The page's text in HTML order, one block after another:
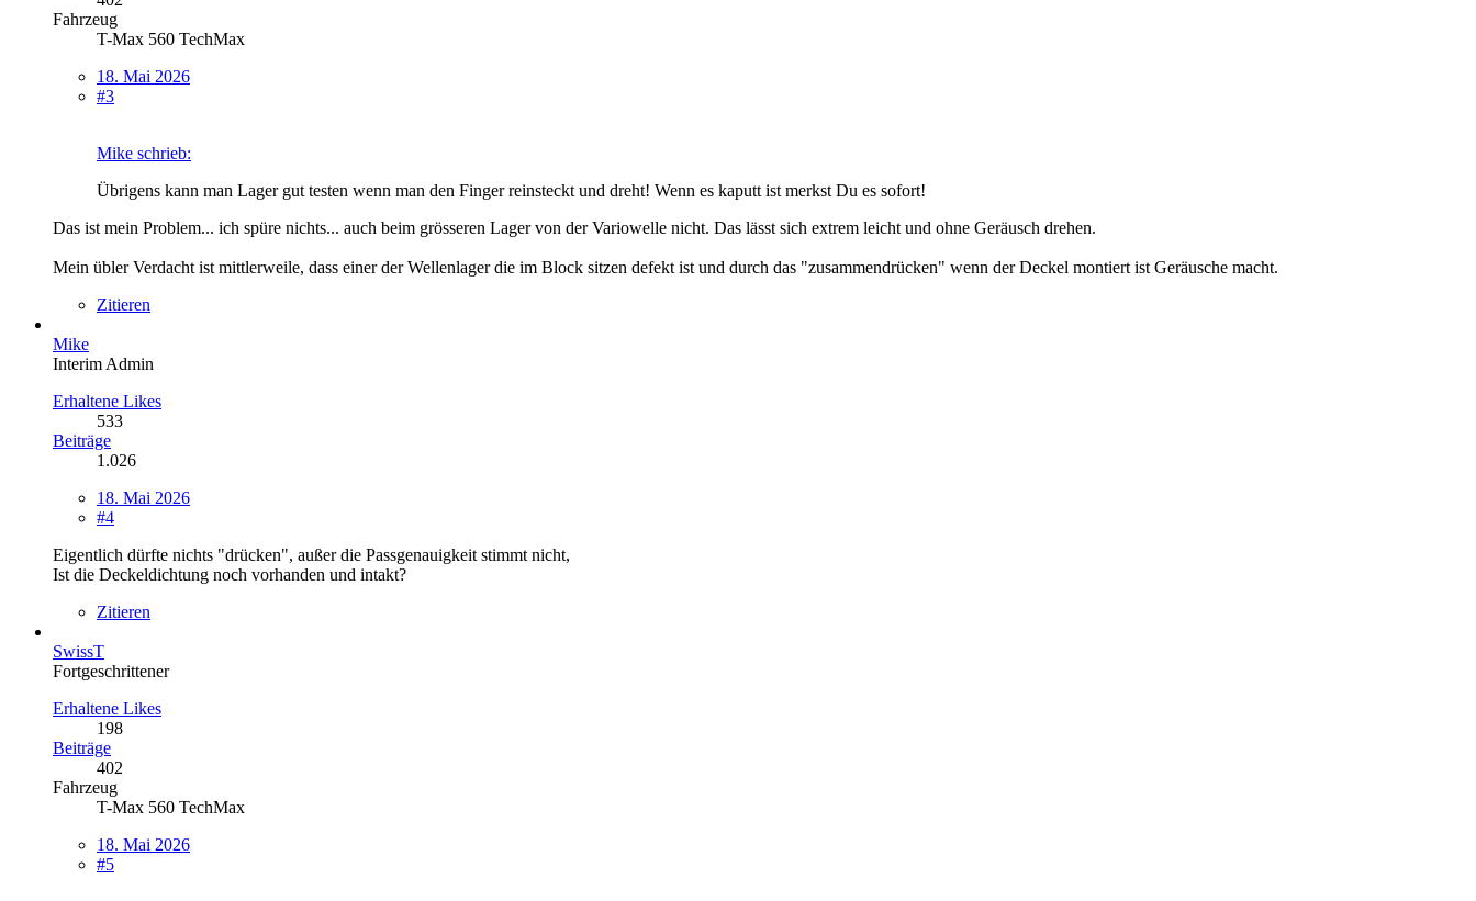
Fahrzeug
T-Max 560 TechMax
18. Mai 2026
#3
Mike schrieb:
Übrigens kann man Lager gut testen wenn man den Finger reinsteckt und dreht! Wenn es kaputt ist merkst Du es sofort!
Das ist mein Problem... ich spüre nichts... auch beim grösseren Lager von der Variowelle nicht. Das lässt sich extrem leicht und ohne Geräusch drehen.
Mein übler Verdacht ist mittlerweile, dass einer der Wellenlager die im Block sitzen defekt ist und durch das "zusammendrücken" wenn der Deckel montiert ist Geräusche macht.
Zitieren
Mike
Interim Admin
Erhaltene Likes
533
Beiträge
1.026
18. Mai 2026
#4
Eigentlich dürfte nichts "drücken", außer die Passgenauigkeit stimmt nicht,
Ist die Deckeldichtung noch vorhanden und intakt?
Zitieren
SwissT
Fortgeschrittener
Erhaltene Likes
198
Beiträge
402
Fahrzeug
T-Max 560 TechMax
18. Mai 2026
#5